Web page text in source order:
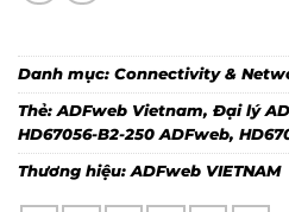
Danh mục: Connectivity &
Thẻ:ADFweb Vietnam, Đại lý
HD67056-B2-250 ADFweb,
Thương hiệu:ADFweb VIETNAM